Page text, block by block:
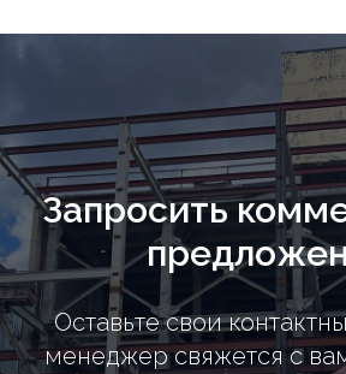
Запросить
Оставьте свои
менеджер свяжется с